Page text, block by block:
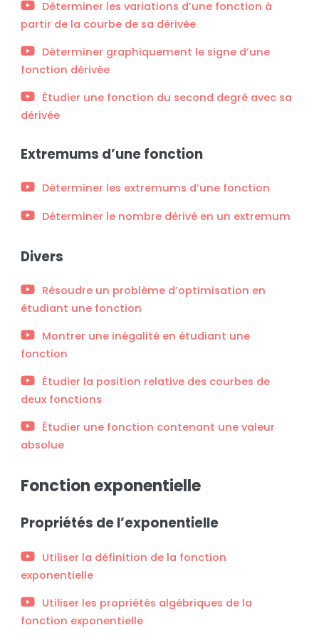
Déterminer les variations d’une fonction à
partir de la courbe de sa dérivée
Déterminer graphiquement le signe d’une
fonction dérivée
Étudier une fonction du second degré avec sa
dérivée
Extremums d’une fonction
Déterminer les extremums d’une fonction
Déterminer le nombre dérivé en un extremum
Divers
Résoudre un problème d’optimisation en
étudiant une fonction
Montrer une inégalité en étudiant une
fonction
Étudier la position relative des courbes de
deux fonctions
Étudier une fonction contenant une valeur
absolue
Fonction exponentielle
Propriétés de l’exponentielle
Utiliser la définition de la fonction
exponentielle
Utiliser les propriétés algébriques de la
fonction exponentielle